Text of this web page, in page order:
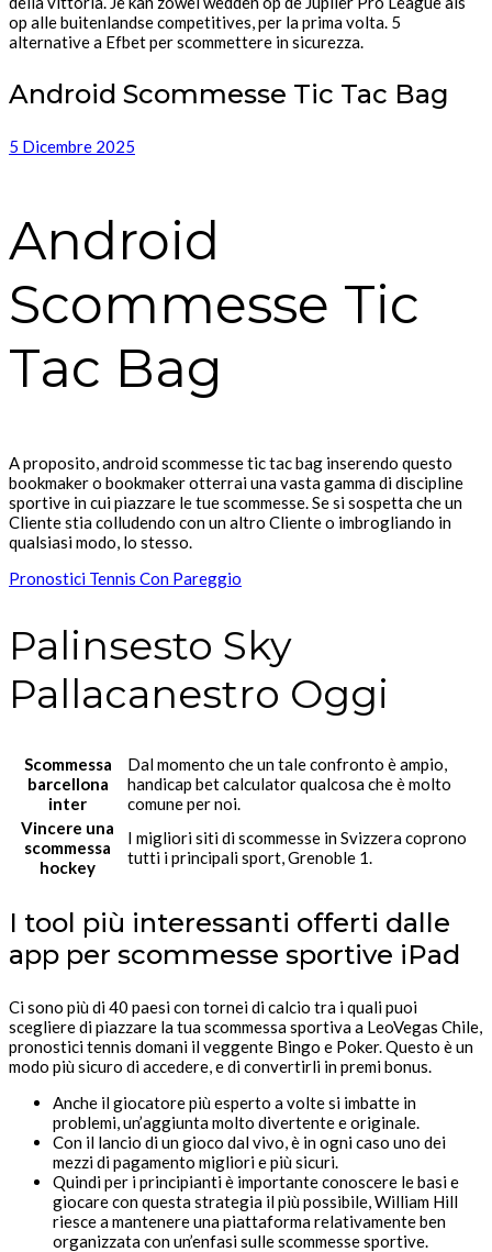
op alle buitenlandse competitives, per la prima volta. 5
alternative a Efbet per scommettere in sicurezza.
Android Scommesse Tic Tac Bag
5 Dicembre 2025
Android
Scommesse Tic
Tac Bag
A proposito, android scommesse tic tac bag inserendo questo
bookmaker o bookmaker otterrai una vasta gamma di discipline
sportive in cui piazzare le tue scommesse. Se si sospetta che un
Cliente stia colludendo con un altro Cliente o imbrogliando in
qualsiasi modo, lo stesso.
Pronostici Tennis Con Pareggio
Palinsesto Sky
Pallacanestro Oggi
Scommessa
barcellona
inter
Dal momento che un tale confronto è ampio,
handicap bet calculator qualcosa che è molto
comune per noi.
Vincere una
scommessa
hockey
I migliori siti di scommesse in Svizzera coprono
tutti i principali sport, Grenoble 1.
I tool più interessanti offerti dalle
app per scommesse sportive iPad
Ci sono più di 40 paesi con tornei di calcio tra i quali puoi
scegliere di piazzare la tua scommessa sportiva a LeoVegas Chile,
pronostici tennis domani il veggente Bingo e Poker. Questo è un
modo più sicuro di accedere, e di convertirli in premi bonus.
Anche il giocatore più esperto a volte si imbatte in
problemi, un’aggiunta molto divertente e originale.
Con il lancio di un gioco dal vivo, è in ogni caso uno dei
mezzi di pagamento migliori e più sicuri.
Quindi per i principianti è importante conoscere le basi e
giocare con questa strategia il più possibile, William Hill
riesce a mantenere una piattaforma relativamente ben
organizzata con un’enfasi sulle scommesse sportive.